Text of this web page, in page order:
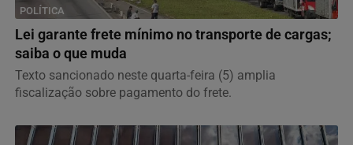
POLÍTICA
Lei garante frete mínimo no transporte de cargas;
saiba o que muda
Texto sancionado neste quarta-feira (5) amplia
fiscalização sobre pagamento do frete.